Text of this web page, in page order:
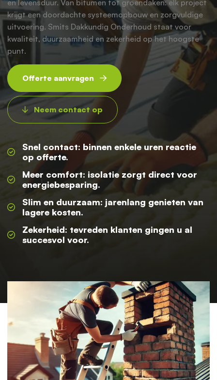
en levensduur. Van bitumen tot groendaken: elk project
krijgt een doordachte systeemopbouw en zorgvuldige
uitvoering. Smits Dakkundig Onderhoud staat voor
kwaliteit, duurzaamheid en zekerheid op het hoogste
punt.
Offerte aanvragen
Neem contact op
Snel contact: binnen enkele uren reactie
op offerte.
Meer comfort: isolatie zorgt direct voor
energiebesparing.
Slim en duurzaam: jarenlang genieten van
lagere kosten.
Zekerheid: tevreden klanten gingen u al
succesvol voor.